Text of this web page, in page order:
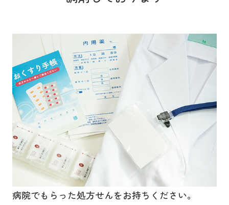
病院でもらった処方せんをお持ちください。